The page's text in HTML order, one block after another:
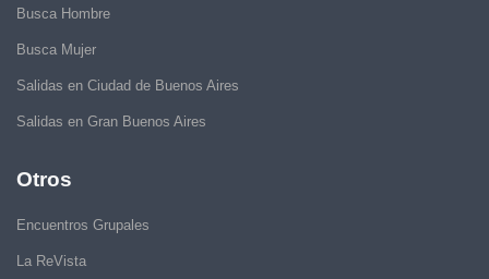
Busca Hombre
Busca Mujer
Salidas en Ciudad de Buenos Aires
Salidas en Gran Buenos Aires
Otros
Encuentros Grupales
La ReVista